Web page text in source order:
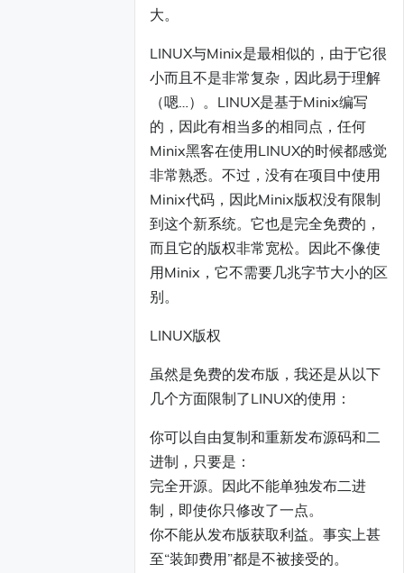
大。
LINUX与Minix是最相似的，由于它很
小而且不是非常复杂，因此易于理解
（嗯…）。LINUX是基于Minix编写
的，因此有相当多的相同点，任何
Minix黑客在使用LINUX的时候都感觉
非常熟悉。不过，没有在项目中使用
Minix代码，因此Minix版权没有限制
到这个新系统。它也是完全免费的，
而且它的版权非常宽松。因此不像使
用Minix，它不需要几兆字节大小的区
别。
LINUX版权
虽然是免费的发布版，我还是从以下
几个方面限制了LINUX的使用：
你可以自由复制和重新发布源码和二
进制，只要是：
完全开源。因此不能单独发布二进
制，即使你只修改了一点。
你不能从发布版获取利益。事实上甚
至“装卸费用”都是不被接受的。